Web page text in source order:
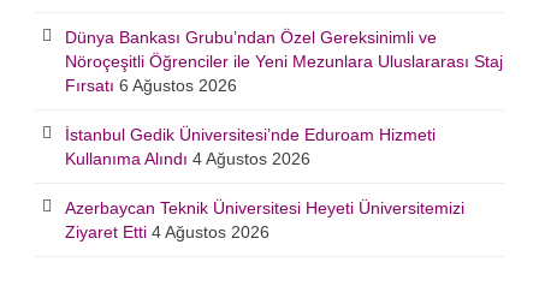
Dünya Bankası Grubu’ndan Özel Gereksinimli ve
Nöroçeşitli Öğrenciler ile Yeni Mezunlara Uluslararası Staj
Fırsatı 6 Ağustos 2026
İstanbul Gedik Üniversitesi’nde Eduroam Hizmeti
Kullanıma Alındı 4 Ağustos 2026
Azerbaycan Teknik Üniversitesi Heyeti Üniversitemizi
Ziyaret Etti 4 Ağustos 2026